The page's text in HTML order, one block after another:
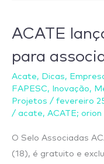
ACATE
para
Acate, Dicas,
FAPESC, Inovação,
Projetos / fevereiro
/ acate, ACATE;
O Selo Associadas
(18), é gratuito e
ACATE
selo
exclusivo
para
associadas